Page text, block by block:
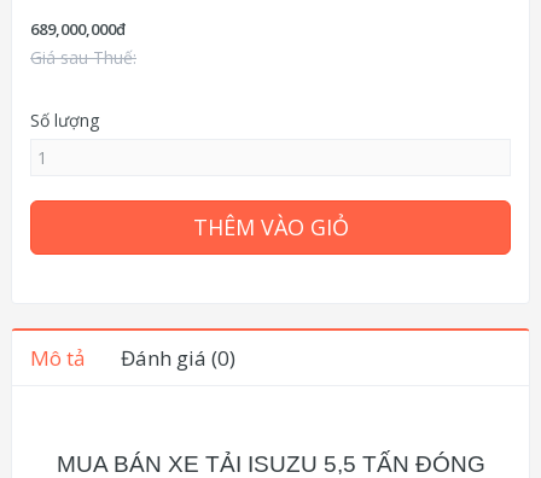
689,000,000đ
Giá sau Thuế:
Số lượng
THÊM VÀO GIỎ
Mô tả Đánh giá (0)
MUA BÁN XE TẢI ISUZU 5,5 TẤN ĐÓNG